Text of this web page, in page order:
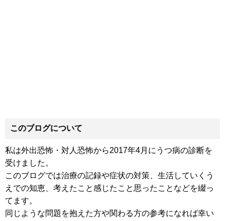
このブログについて
私は外出恐怖・対人恐怖から2017年4月にうつ病の診断を
受けました。
このブログでは治療の記録や症状の対策、生活していくう
えでの知恵、考えたこと感じたこと思ったことなどを綴っ
てます。
同じような問題を抱えた方や関わる方の参考になれば幸い